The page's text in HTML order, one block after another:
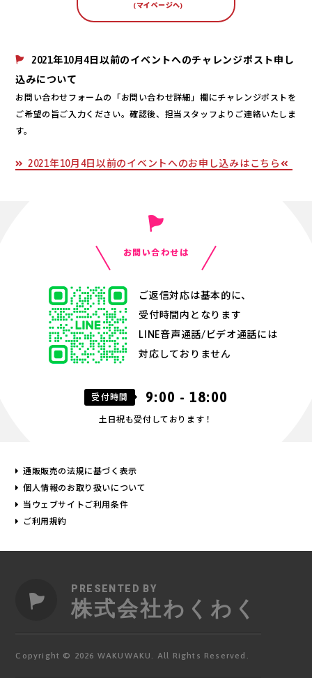
(マイページへ)
2021年10月4日以前のイベントへのチャレンジポスト申し
込みについて
お問い合わせフォームの「お問い合わせ詳細」欄にチャレンジポストを
ご希望の旨ご入力ください。確認後、担当スタッフよりご連絡いたしま
す。
2021年10月4日以前のイベントへのお申し込みはこちら
お問い合わせは
ご返信対応は基本的に、
受付時間内となります
LINE音声通話/ビデオ通話には
対応しておりません
受付時間 9:00 - 18:00
土日祝も受付しております！
通販販売の法規に基づく表示
個人情報のお取り扱いについて
当ウェブサイトご利用条件
ご利用規約
PRESENTED BY
株式会社わくわく
Copyright © 2026 WAKUWAKU. All Rights Reserved.